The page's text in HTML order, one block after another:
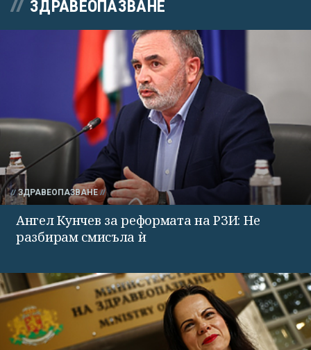
ЗДРАВЕОПАЗВАНЕ
ЗДРАВЕОПАЗВАНЕ
Ангел Кунчев за реформата на РЗИ: Не
разбирам смисъла ѝ